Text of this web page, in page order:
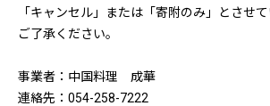
「キャンセル」または「寄附のみ」とさせ
ご了承ください。
事業者：中国料理 成華
連絡先：054-258-7222